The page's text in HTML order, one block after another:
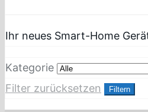
Ihr neues Smart-Home
Kategorie
Filter zurücksetzen
Filtern